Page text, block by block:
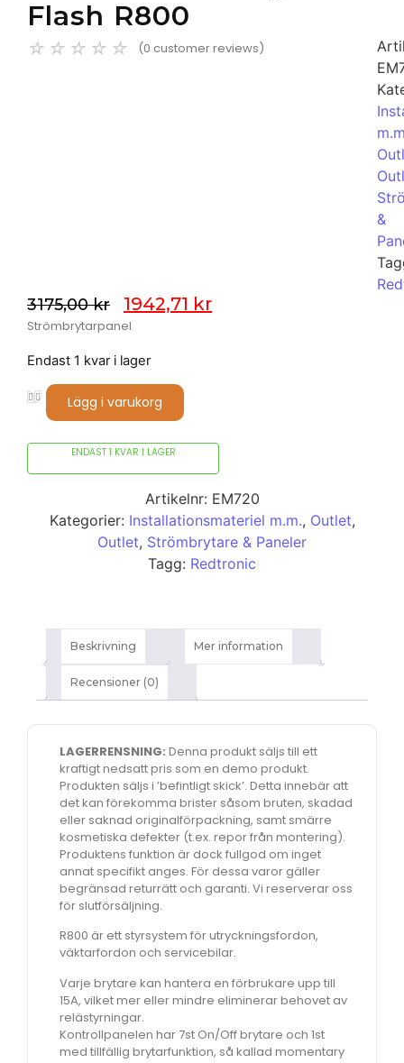
Flash R800
☆ ☆ ☆ ☆ ☆ (0 customer reviews)
&
3175,00kr 1942,71 kr
Strömbrytarpanel
Endast 1 kvar i lager
Lägg i varukorg
ENDAST 1 KVAR I LAGER
Artikelnr: EM720
Kategorier: Installationsmateriel m.m., Outlet,
Outlet, Strömbrytare & Paneler
Tagg: Redtronic
Beskrivning Mer information
Recensioner (0)
LAGERRENSNING: Denna produkt säljs till ett
kraftigt nedsatt pris som en demo produkt.
Produkten säljs i ’befintligt skick’. Detta innebär att
det kan förekomma brister såsom bruten, skadad
eller saknad originalförpackning, samt smärre
kosmetiska defekter (t.ex. repor från montering).
Produktens funktion är dock fullgod om inget
annat specifikt anges. För dessa varor gäller
begränsad returrätt och garanti. Vi reserverar oss
för slutförsäljning.
R800 är ett styrsystem för utryckningsfordon,
väktarfordon och servicebilar.
Varje brytare kan hantera en förbrukare upp till
15A, vilket mer eller mindre eliminerar behovet av
relästyrningar.
Kontrollpanelen har 7st On/Off brytare och 1st
med tillfällig brytarfunktion, så kallad momentary